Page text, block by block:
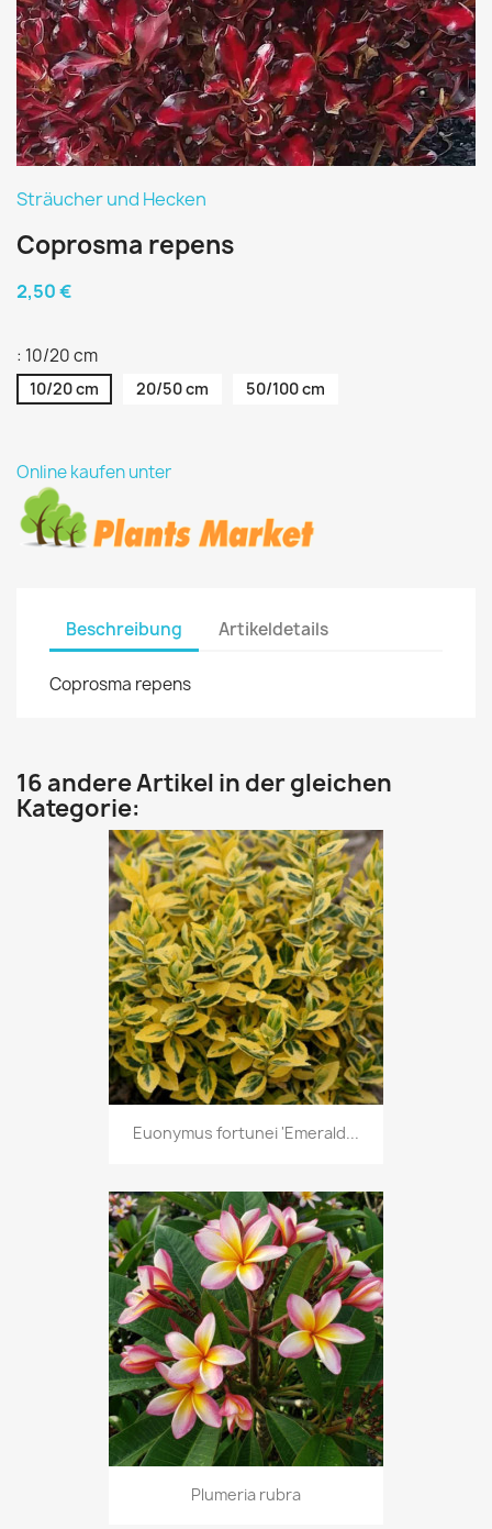
Sträucher und Hecken
Coprosma repens
2,50 €
: 10/20 cm
10/20 cm 20/50 cm 50/100 cm
Online kaufen unter
Beschreibung Artikeldetails
Coprosma repens
16 andere Artikel in der gleichen
Kategorie:
Euonymus fortunei 'Emerald...
Plumeria rubra